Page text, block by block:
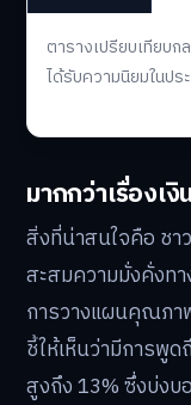
ตารางเปรียบเทียบก
ได้รับความนิยมในปร
มากกว่าเรื่องเ
สิ่งที่น่าสนใจคือ ชา
สะสมความมั่งคั่งท
การวางแผนคุณภา
ชี้ให้เห็นว่ามีการพู
สูงถึง 13% ซึ่งบ่งบ